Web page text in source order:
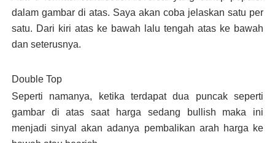
dalam gambar di atas. Saya akan coba jelaskan satu per
satu. Dari kiri atas ke bawah lalu tengah atas ke bawah
dan seterusnya.
Double Top
Seperti namanya, ketika terdapat dua puncak seperti
gambar di atas saat harga sedang bullish maka ini
menjadi sinyal akan adanya pembalikan arah harga ke